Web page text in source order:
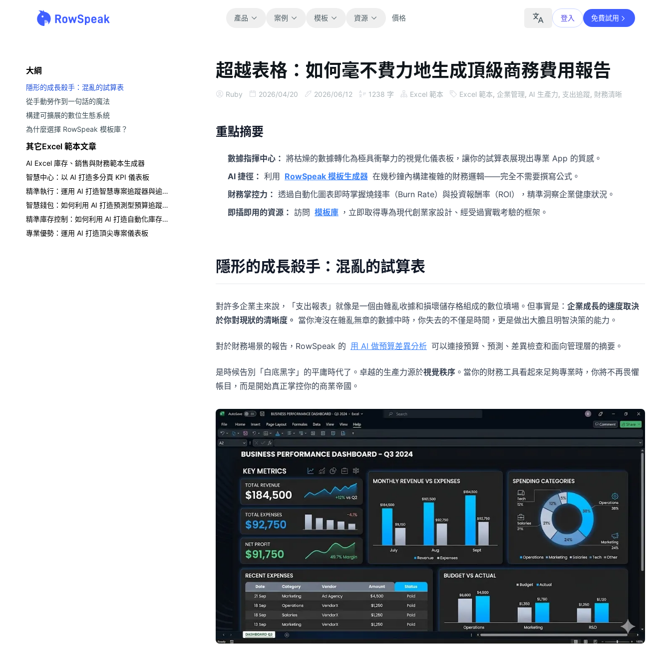
產品 案例 模板
全部
用於追蹤流程、協作、規劃與執行。
銷售
分析
用於儀表板、KPI 檢視與經營分析。
資源
部落格
查看產品文件、設定與使用說明。
提示詞庫
快速入門
幫助新使用者與團隊快速上手。
價格 登入 免費試用
大綱
隱形的成長殺手：混亂的試算表
從手動勞作到一句話的魔法
構建可擴展的數位生態系統
為什麼選擇 RowSpeak 模板庫？
其它Excel 範本文章
AI Excel 庫存、銷售與財務範本生成器
智慧中心：以 AI 打造多分頁 KPI 儀表板
精準執行：運用 AI 打造智慧專案追蹤器與逾期清單
智慧錢包：如何利用 AI 打造預測型預算追蹤器
精準庫存控制：如何利用 AI 打造自動化庫存系統
專業優勢：運用 AI 打造頂尖專案儀表板
超越表格：如何毫不費力地生成頂級商務費用報告
Ruby 2026/04/20 2026/06/12 1238 字 Excel 範本 Excel 範本, 企業管理, AI 生產力, 支出追蹤, 財務清晰
重點摘要
數據指揮中心： 將枯燥的數據轉化為極具衝擊力的視覺化儀表板，讓你的試算表展現出專業 App 的質感。
AI 捷徑： 利用 RowSpeak 模板生成器 在幾秒鐘內構建複雜的財務邏輯——完全不需要撰寫公式。
財務掌控力： 透過自動化圖表即時掌握燒錢率（Burn Rate）與投資報酬率（ROI），精準洞察企業健康狀況。
即插即用的資源： 訪問 模板庫 ，立即取得專為現代創業家設計、經受過實戰考驗的框架。
隱形的成長殺手：混亂的試算表
對許多企業主來說，「支出報表」就像是一個由雜亂收據和損壞儲存格組成的數位墳場。但事實是： 企業成長的速度取決
於你對現狀的清晰度。 當你淹沒在雜亂無章的數據中時，你失去的不僅是時間，更是做出大膽且明智決策的能力。
對於財務場景的報告，RowSpeak 的 用 AI 做預算差異分析 可以連接預算、預測、差異檢查和面向管理層的摘要。
是時候告別「白底黑字」的平庸時代了。卓越的生產力源於視覺秩序 。當你的財務工具看起來足夠專業時，你將不再畏懼
帳目，而是開始真正掌控你的商業帝國。